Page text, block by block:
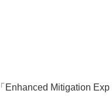
「Enhanced Mitigation Exp